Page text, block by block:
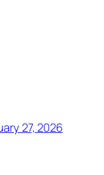
27, 2026